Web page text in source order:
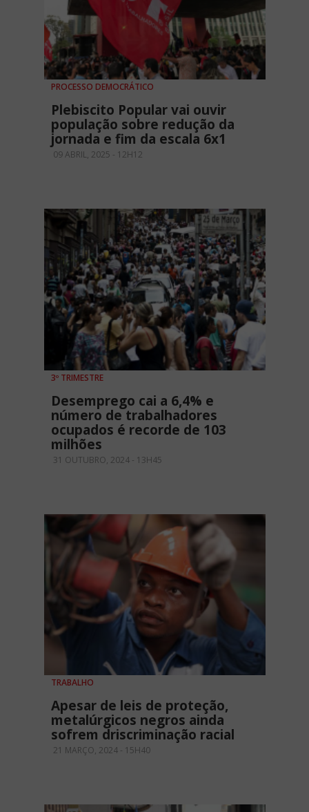
PROCESSO DEMOCRÁTICO
Plebiscito Popular vai ouvir
população sobre redução da
jornada e fim da escala 6x1
09 ABRIL, 2025 - 12H12
3º TRIMESTRE
Desemprego cai a 6,4% e
número de trabalhadores
ocupados é recorde de 103
milhões
31 OUTUBRO, 2024 - 13H45
TRABALHO
Apesar de leis de proteção,
metalúrgicos negros ainda
sofrem driscriminação racial
21 MARÇO, 2024 - 15H40